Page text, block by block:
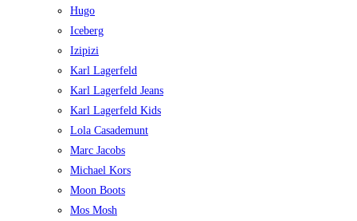
Hugo
Iceberg
Izipizi
Karl Lagerfeld
Karl Lagerfeld Jeans
Karl Lagerfeld Kids
Lola Casademunt
Marc Jacobs
Michael Kors
Moon Boots
Mos Mosh